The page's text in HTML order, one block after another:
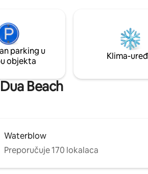
za
i
3 km do Bali Collectiona; 20
besplatan prijevoz iz zračne
parking u
objekta
Klima-
Beach
Waterblow
Preporučuje 170 lokalaca